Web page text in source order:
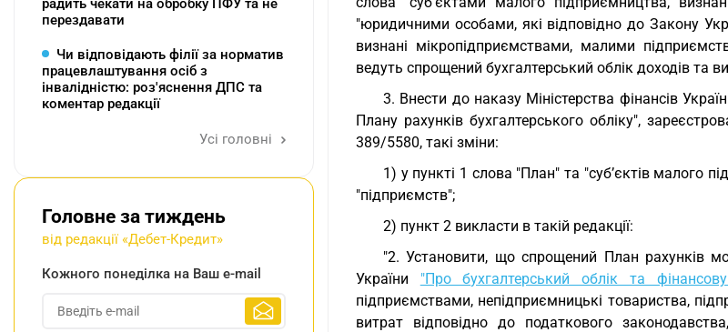
"юридичними особами, які відповідно до Закону
визнані мікропідприємствами, малими
ведуть спрощений бухгалтерський облік доходів та
3. Внести до наказу Міністерства фінансів
Плану рахунків бухгалтерського обліку",
389/5580, такі зміни:
1) у пункті 1 слова "План" та "суб’єктів малого
"підприємств";
2) пункт 2 викласти в такій редакції:
"2. Установити, що спрощений План рахунків
України "Про бухгалтерський облік та
підприємствами, непідприємницькі товариства,
витрат відповідно до податкового
радить чекати на обробку ПФУ та не
перездавати
Чи відповідають філії за норматив
працевлаштування осіб з
інвалідністю: роз'яснення ДПС та
коментар редакції
Усі головні
Головне за тиждень
від редакції «Дебет-Кредит»
Кожного понеділка на Ваш e-mail